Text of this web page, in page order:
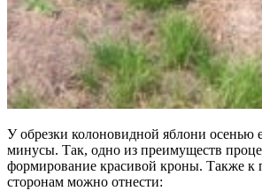
У обрезки колоновидной яблони осенью
минусы. Так, одно из преимуществ
формирование красивой кроны. Также к
сторонам можно отнести: